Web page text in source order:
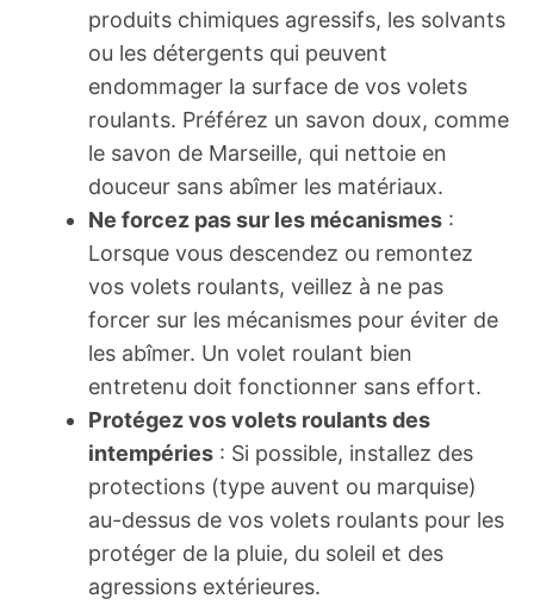
produits chimiques agressifs, les solvants
ou les détergents qui peuvent
endommager la surface de vos volets
roulants. Préférez un savon doux, comme
le savon de Marseille, qui nettoie en
douceur sans abîmer les matériaux.
Ne forcez pas sur les mécanismes :
Lorsque vous descendez ou remontez
vos volets roulants, veillez à ne pas
forcer sur les mécanismes pour éviter de
les abîmer. Un volet roulant bien
entretenu doit fonctionner sans effort.
Protégez vos volets roulants des
intempéries : Si possible, installez des
protections (type auvent ou marquise)
au-dessus de vos volets roulants pour les
protéger de la pluie, du soleil et des
agressions extérieures.